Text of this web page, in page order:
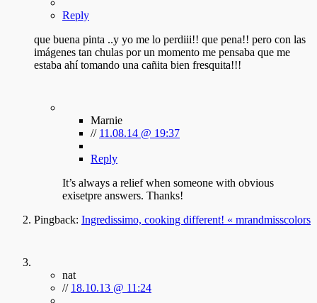
Reply
que buena pinta ..y yo me lo perdiii!! que pena!! pero con las
imágenes tan chulas por un momento me pensaba que me
estaba ahí tomando una cañita bien fresquita!!!
Marnie
// 11.08.14 @ 19:37
Reply
It’s always a relief when someone with obvious
exisetpre answers. Thanks!
Pingback: Ingredissimo, cooking different! « mrandmisscolors
nat
// 18.10.13 @ 11:24